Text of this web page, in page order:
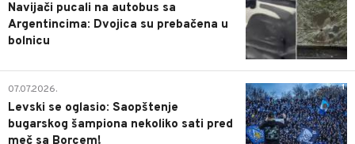
Navijači pucali na autobus sa
Argentincima: Dvojica su prebačena u
bolnicu
1
07.07.2026.
Levski se oglasio: Saopštenje
bugarskog šampiona nekoliko sati pred